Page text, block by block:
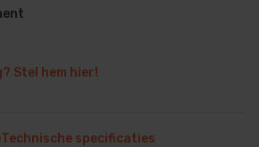
Stel hem hier!
Technische specificaties